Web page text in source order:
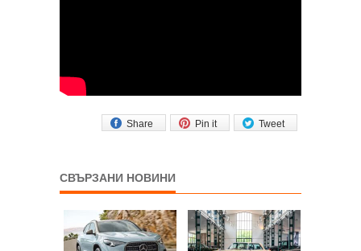
Tweet
Pin it
Share
СВЪРЗАНИ НОВИНИ